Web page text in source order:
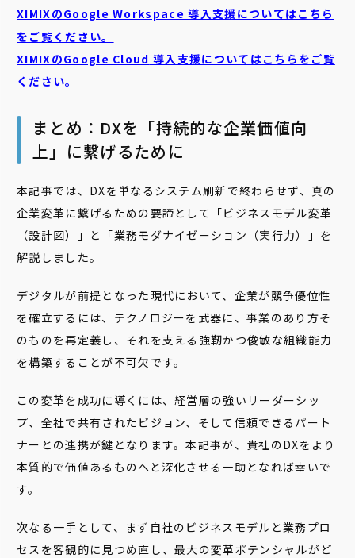
XIMIXのGoogle Workspace 導入支援についてはこちら
をご覧ください。
XIMIXのGoogle Cloud 導入支援についてはこちらをご覧
ください。
まとめ：DXを「持続的な企業価値向
上」に繋げるために
本記事では、DXを単なるシステム刷新で終わらせず、真の
企業変革に繋げるための要諦として「ビジネスモデル変革
（設計図）」と「業務モダナイゼーション（実行力）」を
解説しました。
デジタルが前提となった現代において、企業が競争優位性
を確立するには、テクノロジーを武器に、事業のあり方そ
のものを再定義し、それを支える強靭かつ俊敏な組織能力
を構築することが不可欠です。
この変革を成功に導くには、経営層の強いリーダーシッ
プ、全社で共有されたビジョン、そして信頼できるパート
ナーとの連携が鍵となります。本記事が、貴社のDXをより
本質的で価値あるものへと深化させる一助となれば幸いで
す。
次なる一手として、まず自社のビジネスモデルと業務プロ
セスを客観的に見つめ直し、最大の変革ポテンシャルがど